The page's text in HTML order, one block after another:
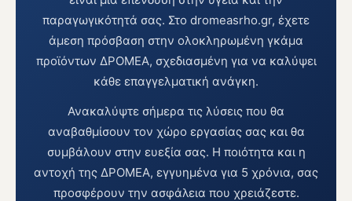
παραγωγικότητά σας. Στο dromeasrho.gr, έχετε
άμεση πρόσβαση στην ολοκληρωμένη γκάμα
προϊόντων ΔΡΟΜΕΑ, σχεδιασμένη για να καλύψει
κάθε επαγγελματική ανάγκη.
Ανακαλύψτε σήμερα τις λύσεις που θα
αναβαθμίσουν τον χώρο εργασίας σας και θα
συμβάλουν στην ευεξία σας. Η ποιότητα και η
αντοχή της ΔΡΟΜΕΑ, εγγυημένα για 5 χρόνια, σας
προσφέρουν την ασφάλεια που χρειάζεστε.